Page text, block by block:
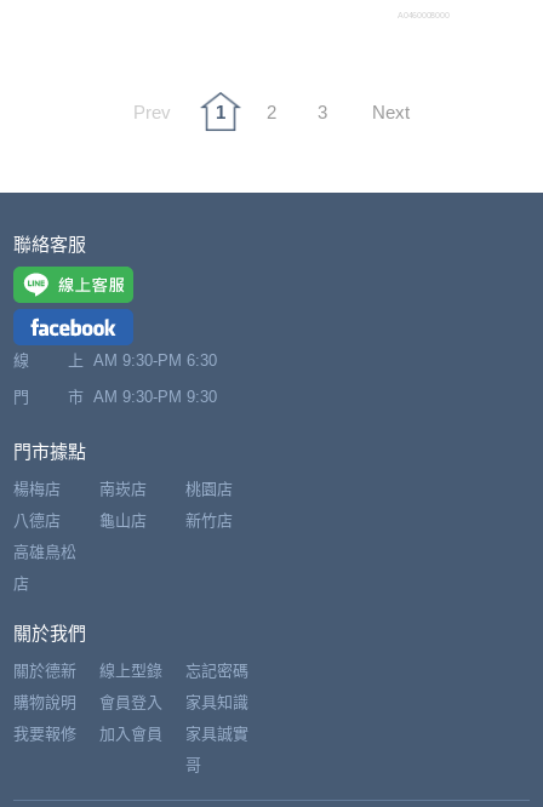
A0460008000
Prev 1 2 3 Next
聯絡客服
線 上 AM 9:30-PM 6:30
門 市 AM 9:30-PM 9:30
門市據點
楊梅店
八德店
南崁店
龜山店
桃園店
新竹店
高雄鳥松
店
關於我們
關於德新
購物說明
我要報修
線上型錄
會員登入
加入會員
忘記密碼
家具知識
家具誠實
哥